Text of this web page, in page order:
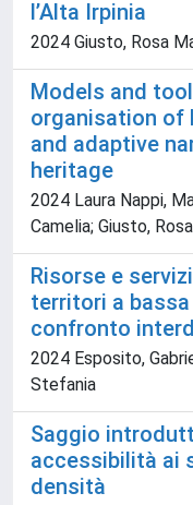
l’Alta Irpinia
2024 Giusto, Rosa
Models and
organisation of
and adaptive
heritage
2024 Laura Nappi,
Camelia; Giusto,
Risorse e
territori a
confronto
2024 Esposito,
Stefania
Saggio
accessibilità ai
densità